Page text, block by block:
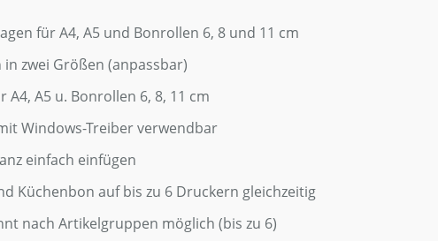
für A4, A5 und Bonrollen 6, 8 und 11 cm
zwei Größen (anpassbar)
A4, A5 u. Bonrollen 6, 8, 11 cm
Windows-Treiber verwendbar
einfach einfügen
Küchenbon auf bis zu 6 Druckern gleichzeitig
nach Artikelgruppen möglich (bis zu 6)